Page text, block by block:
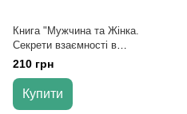
Книга "Мужчина та Жінка.
Секрети взаємності в
астрології та психології" - Хайо
Банцхаф, Бріджит Телер
210 грн
Купити